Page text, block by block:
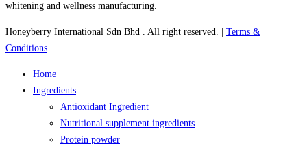
whitening and wellness manufacturing.
Honeyberry International Sdn Bhd . All right reserved. | Terms &
Conditions
Close
Menu
Home
Ingredients
Antioxidant Ingredient
Nutritional supplement ingredients
Protein powder